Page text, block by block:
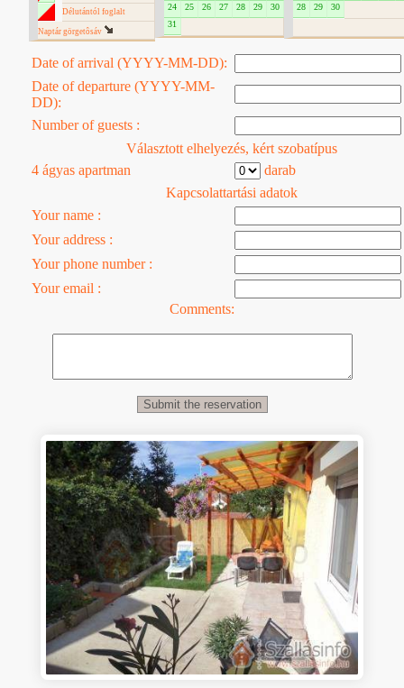
Délutántól foglalt
Naptár görgetôsáv
24
25 26 27 28 29
30
31
28
29 30
Date of arrival (YYYY-MM-DD):
Date of departure (YYYY-MM-
DD):
Number of guests :
Választott elhelyezés, kért szobatípus
4 ágyas apartman
darab
Kapcsolattartási adatok
Your name :
Your address :
Your phone number :
Your email :
Comments: